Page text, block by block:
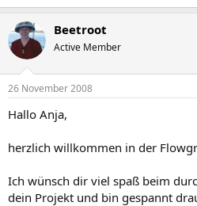
Beetroot
Active Member
26 November 2008
Hallo Anja,
herzlich willkommen in der
Ich wünsch dir viel spaß beim
dein Projekt und bin gespannt